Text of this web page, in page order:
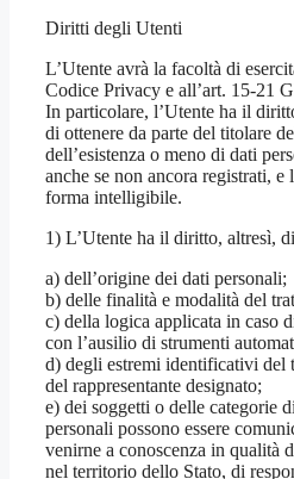
Diritti degli Utenti
L’Utente avrà la facoltà di
Codice Privacy e all’art. 15-21
In particolare, l’Utente ha il
di ottenere da parte del titolare
dell’esistenza o meno di dati
anche se non ancora registrati,
forma intelligibile.
1) L’Utente ha il diritto, altresì,
a) dell’origine dei dati personali;
b) delle finalità e modalità del
c) della logica applicata in caso
con l’ausilio di strumenti
d) degli estremi identificativi del
del rappresentante designato;
e) dei soggetti o delle categorie
personali possono essere
venirne a conoscenza in qualità
nel territorio dello Stato, di